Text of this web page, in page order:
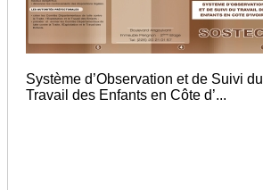
Système d’Observation et de Suivi du
Travail des Enfants en Côte d’...